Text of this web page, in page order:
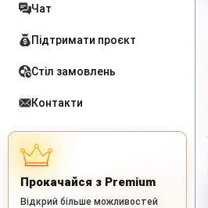
Чат
Підтримати проєкт
Стіл замовлень
Контакти
Прокачайся з Premium
Відкрий більше можливостей